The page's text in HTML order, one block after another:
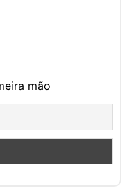
mão